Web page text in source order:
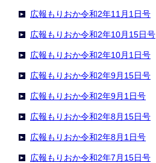
広報もりおか令和2年11月1日号
広報もりおか令和2年10月15日号
広報もりおか令和2年10月1日号
広報もりおか令和2年9月15日号
広報もりおか令和2年9月1日号
広報もりおか令和2年8月15日号
広報もりおか令和2年8月1日号
広報もりおか令和2年7月15日号